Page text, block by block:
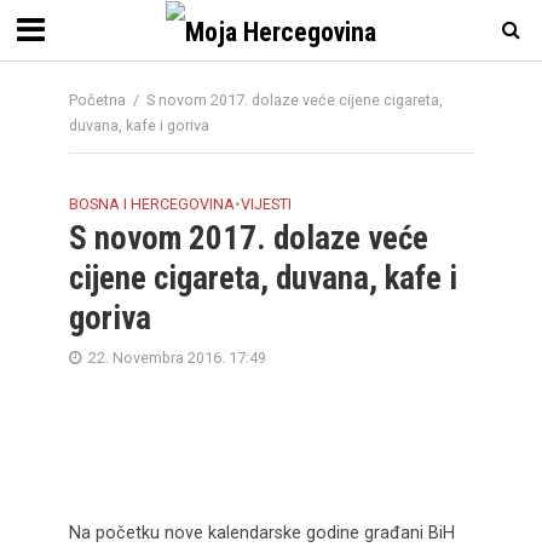
Početna / S novom 2017. dolaze veće cijene cigareta,
duvana, kafe i goriva
BOSNA I HERCEGOVINA•VIJESTI
S novom 2017. dolaze veće
cijene cigareta, duvana, kafe i
goriva
22. Novembra 2016. 17:49
Na početku nove kalendarske godine građani BiH